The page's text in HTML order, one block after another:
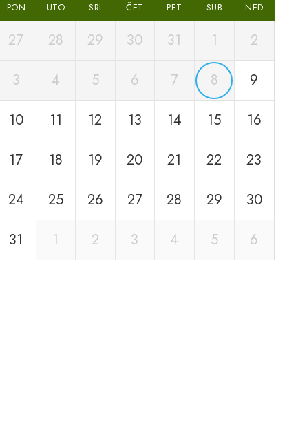
PON UTO SRI ČET PET SUB NED
27 28 29 30 31 1
2
3
4 5 6 7 8
9
10
11 12 13 14 15
16
17
18 19 20 21 22
23
24
25 26 27 28 29
30
31
1 2 3 4 5 6